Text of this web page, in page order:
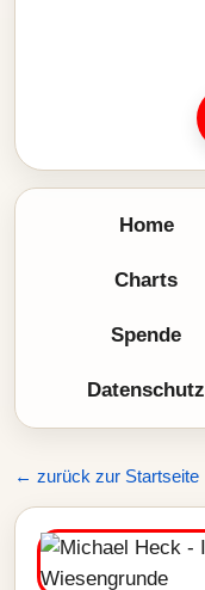
Home
Charts
Spende
Datenschutz
← zurück zur Startseite